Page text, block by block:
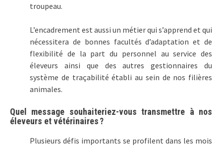
troupeau.
L’encadrement est aussi un métier qui s’apprend et qui
nécessitera de bonnes facultés d’adaptation et de
flexibilité de la part du personnel au service des
éleveurs ainsi que des autres gestionnaires du
système de traçabilité établi au sein de nos filières
animales.
Quel message souhaiteriez-vous transmettre à nos
éleveurs et vétérinaires ?
Plusieurs défis importants se profilent dans les mois